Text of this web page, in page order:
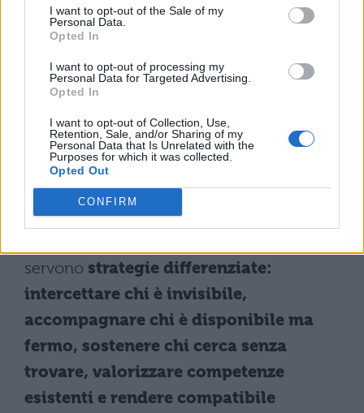
I want to opt-out of the Sale of my
Personal Data.
Opted In
I want to opt-out of processing my
Personal Data for Targeted Advertising.
Opted In
I want to opt-out of Collection, Use,
Retention, Sale, and/or Sharing of my
Personal Data that Is Unrelated with the
Purposes for which it was collected.
Opted Out
CONFIRM
all’aumentare dell’età, si riduce quando il
esperienze lavorative precedenti
frammentate o occasionali.
Il nodo critico non è solo l’assenza di una
prima occupazione, ma spesso
successione di contratti intermittenti
che non stabilizzano né costruiscono
servono strategie differenziate:
intercettare chi è invisibile,
accompagnare chi è disponibile ma
fermo, sostenere chi cerca senza
trovare, valorizzare competenze
esistenti e rendere compatibile